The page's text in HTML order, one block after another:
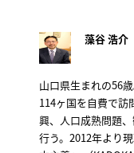
山口県生まれの56
114ヶ国を自費で訪
興、人口成熟問題
行う。2012年より